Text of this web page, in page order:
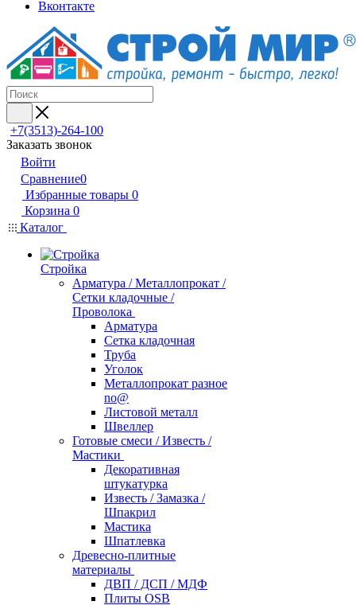
Вконтакте
+7(3513)-264-100
Заказать звонок
Войти
Сравнение0
Избранные товары 0
Корзина 0
Каталог
Стройка
Арматура / Металлопрокат /
Сетки кладочные /
Проволока
Арматура
Сетка кладочная
Труба
Уголок
Металлопрокат разное
no@
Листовой металл
Швеллер
Готовые смеси / Известь /
Мастики
Декоративная
штукатурка
Известь / Замазка /
Шпакрил
Мастика
Шпатлевка
Древесно-плитные
материалы
ДВП / ДСП / МДФ
Плиты OSB